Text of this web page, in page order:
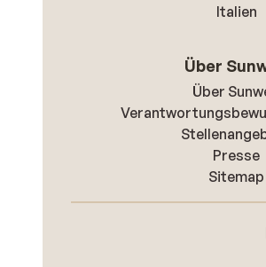
Italien
Über
Über
Presse
Sitemap